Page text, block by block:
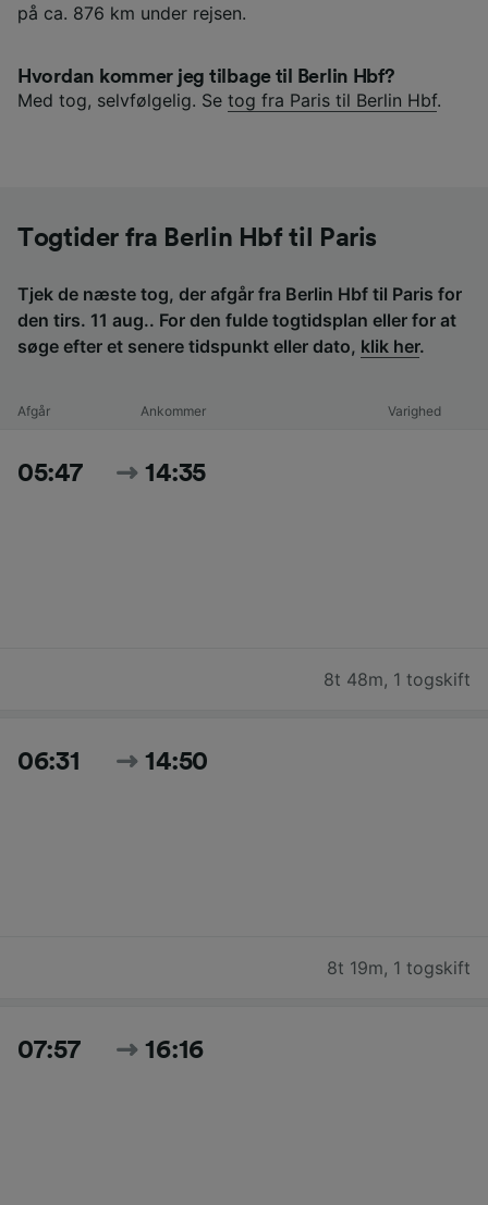
på ca. 876 km under rejsen.
Hvordan kommer jeg tilbage til Berlin Hbf?
Med tog, selvfølgelig. Se tog fra Paris til Berlin Hbf.
Togtider fra Berlin Hbf til Paris
Tjek de næste tog, der afgår fra Berlin Hbf til Paris for
den tirs. 11 aug.. For den fulde togtidsplan eller for at
søge efter et senere tidspunkt eller dato, klik her.
Afgår Ankommer Varighed
05:47 14:35
8t 48m, 1 togskift
06:31 14:50
8t 19m, 1 togskift
07:57 16:16